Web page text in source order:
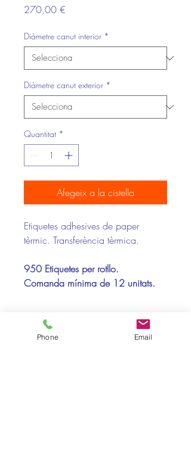
270,00 €
Diàmetre canut interior *
Diàmetre canut exterior *
Quantitat *
Afegeix a la cistella
Etiquetes adhesives de paper
tèrmic. Transferència tèrmica.
950 Etiquetes per rotllo.
Comanda mínima de 12 unitats.
Compatibilitat Impressores:
Toshiba, Zebra
Phone Email